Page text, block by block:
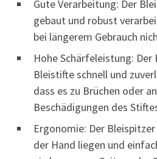
Gute Verarbeitung: Der
gebaut und robust
bei längerem Gebrauch
Hohe Schärfeleistung:
Bleistifte schnell und
dass es zu Brüchen oder
Beschädigungen des
Ergonomie: Der
der Hand liegen und